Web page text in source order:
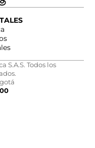
S.A.S. Todos los